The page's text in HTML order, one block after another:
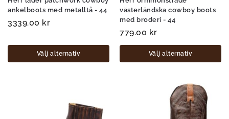
ankelboots med metalltå - 44
3339.00 kr
Välj alternativ
västerländska cowboy boots
med broderi - 44
779.00 kr
Välj alternativ